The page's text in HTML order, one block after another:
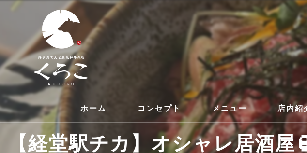
ホーム コンセプト メニュー 店内紹
【経堂駅チカ】オシャレ居酒